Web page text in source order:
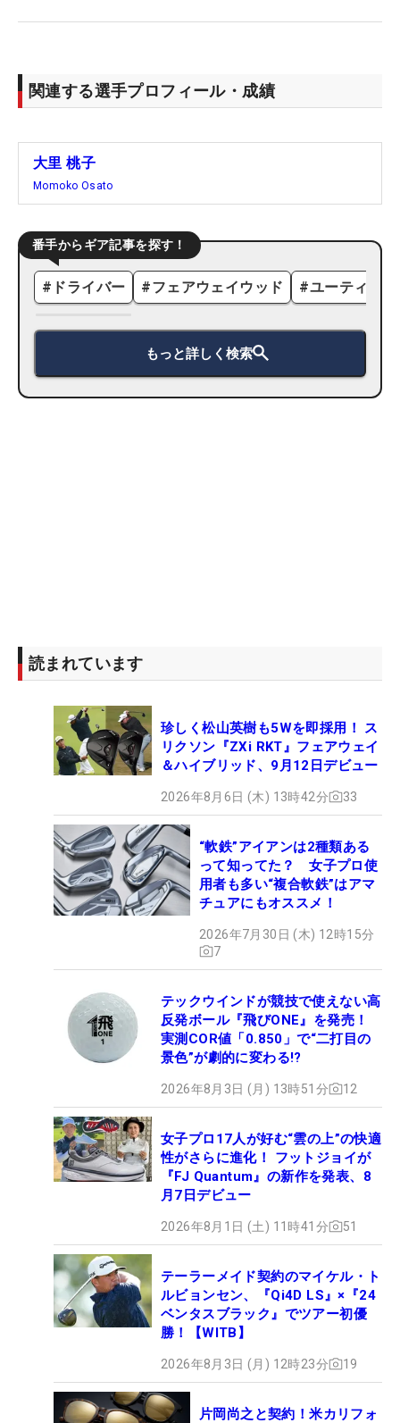
関連する選手プロフィール・成績
大里 桃子
Momoko Osato
番手からギア記事を探す！
# ドライバー #フェアウェイウッド #ユーティリ
もっと詳しく検索
読まれています
珍しく松山英樹も5Wを即採用！ ス
リクソン『ZXi RKT』フェアウェイ
＆ハイブリッド、9月12日デビュー
2026年8月6日 (木) 13時42分 33
“軟鉄”アイアンは2種類ある
って知ってた？ 女子プロ使
用者も多い“複合軟鉄”はアマ
チュアにもオススメ！
2026年7月30日 (木) 12時15分
7
テックウインドが競技で使えない高
反発ボール『飛びONE』を発売！
実測COR値「0.850」で“二打目の
景色”が劇的に変わる!?
2026年8月3日 (月) 13時51分 12
女子プロ17人が好む“雲の上”の快適
性がさらに進化！ フットジョイが
『FJ Quantum』の新作を発表、8
月7日デビュー
2026年8月1日 (土) 11時41分 51
テーラーメイド契約のマイケル・ト
ルビョンセン、『Qi4D LS』×『24
ベンタスブラック』でツアー初優
勝！【WITB】
2026年8月3日 (月) 12時23分 19
片岡尚之と契約！米カリフォ